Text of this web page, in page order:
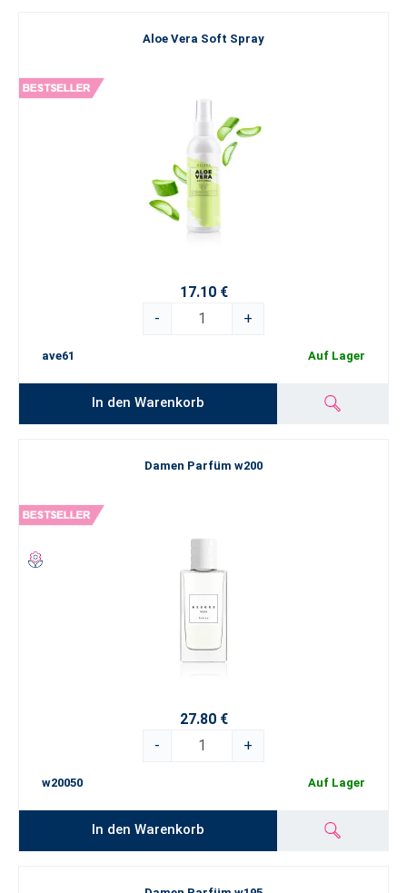
Aloe Vera Soft Spray
17.10 €
-
+
ave61 Auf Lager
In den Warenkorb
Damen Parfüm w200
27.80 €
-
+
w20050 Auf Lager
In den Warenkorb